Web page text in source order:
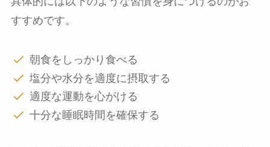
すすめです。
朝食をしっかり食べる
塩分や水分を適度に摂取する
適度な運動を心がける
十分な睡眠時間を確保する